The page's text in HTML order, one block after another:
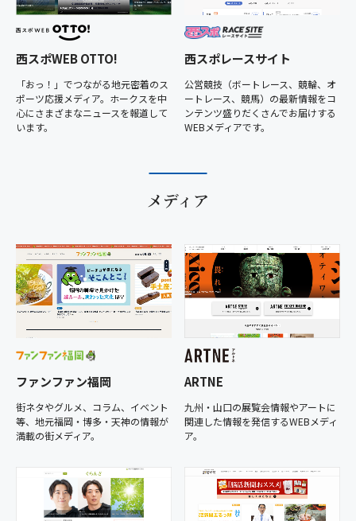
西スポWEB OTTO!
「おっ！」でつながる地元密着のス
ポーツ応援メディア。ホークスを中
心にさまざまなニュースを報道して
います。
西スポレースサイト
公営競技（ボートレース、競輪、オ
ートレース、競馬）の最新情報をコ
ンテンツ盛りだくさんでお届けする
WEBメディアです。
メディア
ファンファン福岡
街ネタやグルメ、コラム、イベント
等、地元福岡・博多・天神の情報が
満載の街メディア。
ARTNE
九州・山口の展覧会情報やアートに
関連した情報を発信するWEBメディ
ア。